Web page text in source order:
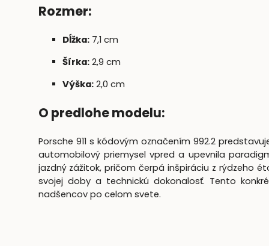
Rozmer:
Dĺžka:7,1 cm
Šírka:2,9 cm
Výška:2,0 cm
O predlohe modelu:
Porsche 911 s kódovým označením 992.2
automobilový priemysel vpred a upevnila
jazdný zážitok, pričom čerpá inšpiráciu z rýdzeho
svojej doby a technickú dokonalosť. Tento
nadšencov po celom svete.